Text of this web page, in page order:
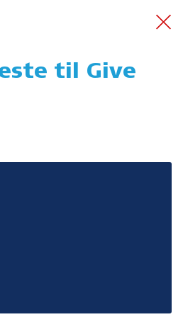
til Give
og TryghedsGruppens